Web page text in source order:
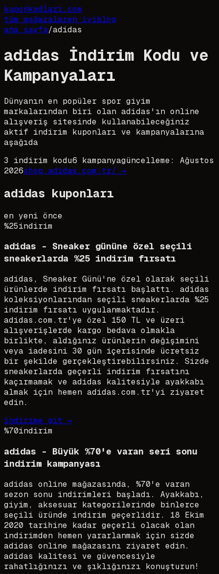
kuponkodları.com
tüm mağazalaren iyiblog
ana sayfa/adidas
adidas İndirim Kodu ve
Kampanyaları
Dünyanın en popüler spor giyim
markalarından biri olan adidas'ın online
alışveriş sitesinde kullanabileceğiniz
aktif indirim kuponları ve kampanyalarına
aşağıda
3 indirim kodu6 kampanyagüncelleme: Ağustos
2026shop.adidas.com.tr/ →
adidas kuponları
en yeni önce
%25indirim
adidas - Sneaker gününe özel seçili
sneakerlarda %25 indirim fırsatı
adidas, Sneaker Günü'ne özel olarak seçili
ürünlerde indirim fırsatı başlattı. adidas
koleksiyonlarından seçili sneakerlarda %25
indirim fırsatı uygulanmaktadır.
adidas.com.tr'ye özel 150 TL ve üzeri
alışverişlerde kargo bedava olmakla
birlikte, aldığınız ürünlerin değişimini
veya iadesini 30 gün içerisinde ücretsiz
bir şekilde gerçekleştirebilirsiniz. Sizde
sneakerlarda geçerli indirim fırsatını
kaçırmamak ve adidas kalitesiyle ayakkabı
almak için hemen adidas.com.tr'yi ziyaret
edin.
indirime git →
%70indirim
adidas - Büyük %70'e varan seri sonu
indirim kampanyası
adidas online mağazasında, %70'e varan
sezon sonu indirimleri başladı. Ayakkabı,
giyim, aksesuar kategorilerinde binlerce
seçili üründe indirim geçerlidir. 18 Ekim
2020 tarihine kadar geçerli olacak olan
indirimden hemen yararlanmak için sizde
adidas online mağazasını ziyaret edin.
adidas kalitesi ve güvencesiyle
rahatlığınızı ve şıklığınızı konuşturun!